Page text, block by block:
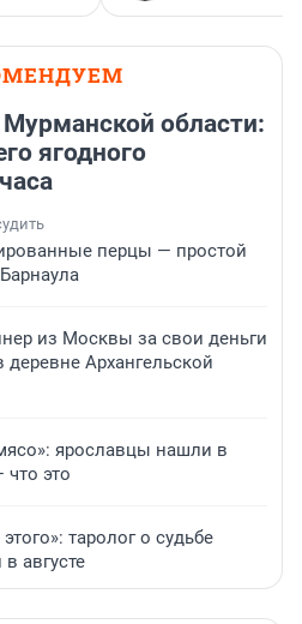
области:
ягодного
перцы — простой
из Москвы за свои деньги
Архангельской
ярославцы нашли в
это
таролог о судьбе
августе